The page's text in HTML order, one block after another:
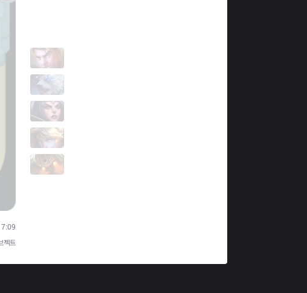
젝트